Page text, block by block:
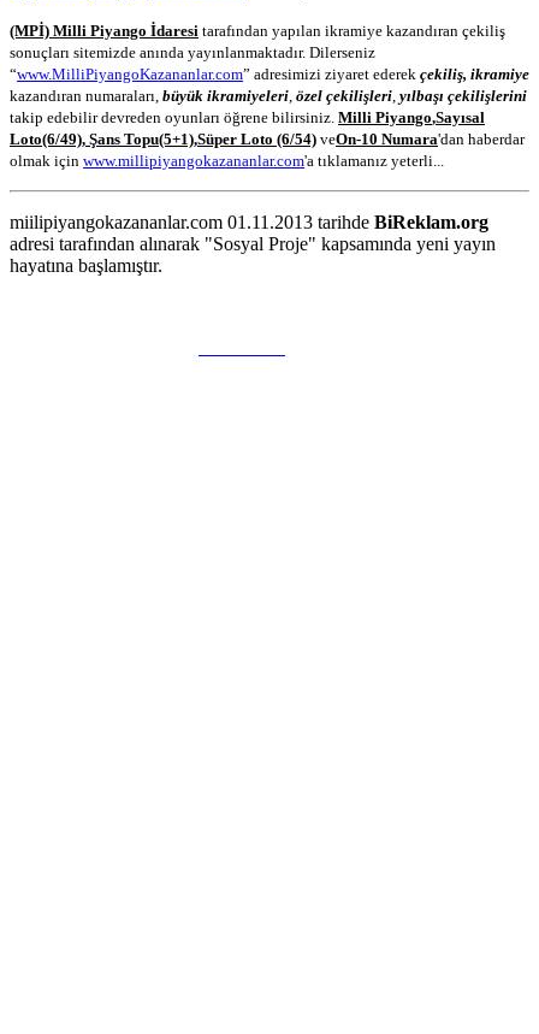
(MPİ) Milli Piyango İdaresi tarafından yapılan ikramiye kazandıran çekiliş
sonuçları sitemizde anında yayınlanmaktadır. Dilerseniz
“www.MilliPiyangoKazananlar.com” adresimizi ziyaret ederek çekiliş, ikramiye
kazandıran numaraları, büyük ikramiyeleri özel çekilişleri yılbaşı çekilişlerini
takip edebilir devreden oyunları öğrene bilirsiniz. Milli Piyango,Sayısal
Loto(6/49), Şans Topu(5+1),Süper Loto (6/54) veOn-10 Numara'dan haberdar
olmak için www.millipiyangokazananlar.com'a tıklamanız yeterli...
miilipiyangokazananlar.com 01.11.2013 tarihde BiReklam.org
adresi tarafından alınarak "Sosyal Proje" kapsamında yeni yayın
hayatına başlamıştır.